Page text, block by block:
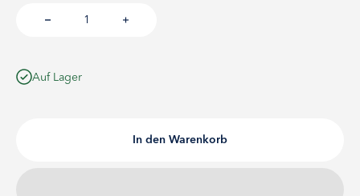
Auf Lager
In den Warenkorb